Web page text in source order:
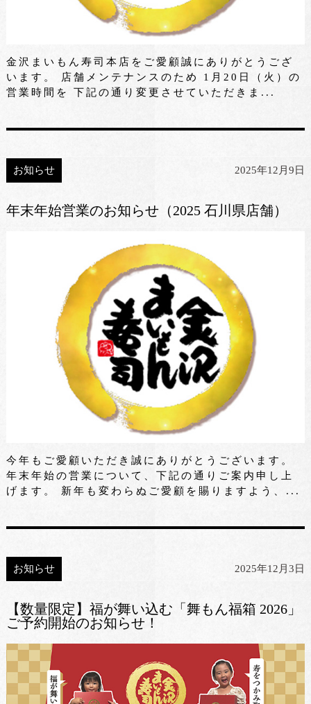
金沢まいもん寿司本店をご愛顧誠にありがとうござ
います。 店舗メンテナンスのため 1月20日（火）の
営業時間を 下記の通り変更させていただきま...
お知らせ 2025年12月9日
年末年始営業のお知らせ（2025 石川県店舗）
今年もご愛顧いただき誠にありがとうございます。
年末年始の営業について、下記の通りご案内申し上
げます。 新年も変わらぬご愛顧を賜りますよう、...
お知らせ 2025年12月3日
【数量限定】福が舞い込む「舞もん福箱 2026」
ご予約開始のお知らせ！